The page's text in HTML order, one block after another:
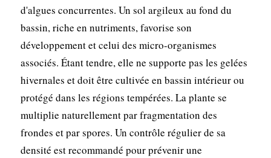
d'algues concurrentes. Un sol argileux au fond du
bassin, riche en nutriments, favorise son
développement et celui des micro-organismes
associés. Étant tendre, elle ne supporte pas les gelées
hivernales et doit être cultivée en bassin intérieur ou
protégé dans les régions tempérées. La plante se
multiplie naturellement par fragmentation des
frondes et par spores. Un contrôle régulier de sa
densité est recommandé pour prévenir une